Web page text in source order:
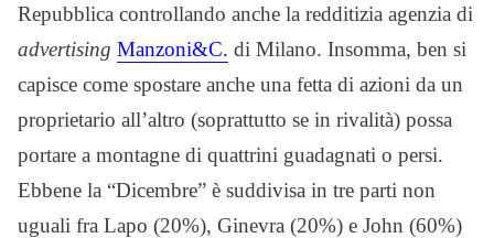
Repubblica controllando anche la redditizia agenzia di
advertising Manzoni&C. di Milano. Insomma, ben si
capisce come spostare anche una fetta di azioni da un
proprietario all’altro (soprattutto se in rivalità) possa
portare a montagne di quattrini guadagnati o persi.
Ebbene la “Dicembre” è suddivisa in tre parti non
uguali fra Lapo (20%), Ginevra (20%) e John (60%)